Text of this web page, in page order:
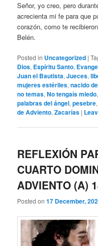
Señor, yo creo, pero
acrecienta mi fe para que
corazón, como te
Belén.
Posted in Uncategorized |
Dios, Espíritu Santo,
Juan el Bautista,Jueces,
mujeres estériles,nacido
no temas,No tengaís miedo
palabras del ángel,pesebre
de Adviento,Zacarías |
REFLEXIÓN
CUARTO
ADVIENTO (A)
Posted on17 December,